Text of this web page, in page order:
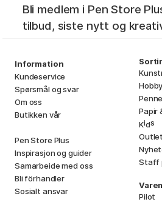
Bli medlem i Pen Store
tilbud, siste nytt og
Information
Kundeservice
Spørsmål og svar
Om oss
Butikken vår
Pen Store Plus
Inspirasjon og guider
Samarbeide med oss
Bli förhandler
Sosialt ansvar
Papir
Kids
Outlet
Staff
Pilot